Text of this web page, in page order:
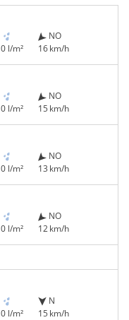
0 l/m²
NO
16 km/h
0 l/m²
NO
15 km/h
0 l/m²
NO
13 km/h
0 l/m²
NO
12 km/h
0 l/m²
N
15 km/h